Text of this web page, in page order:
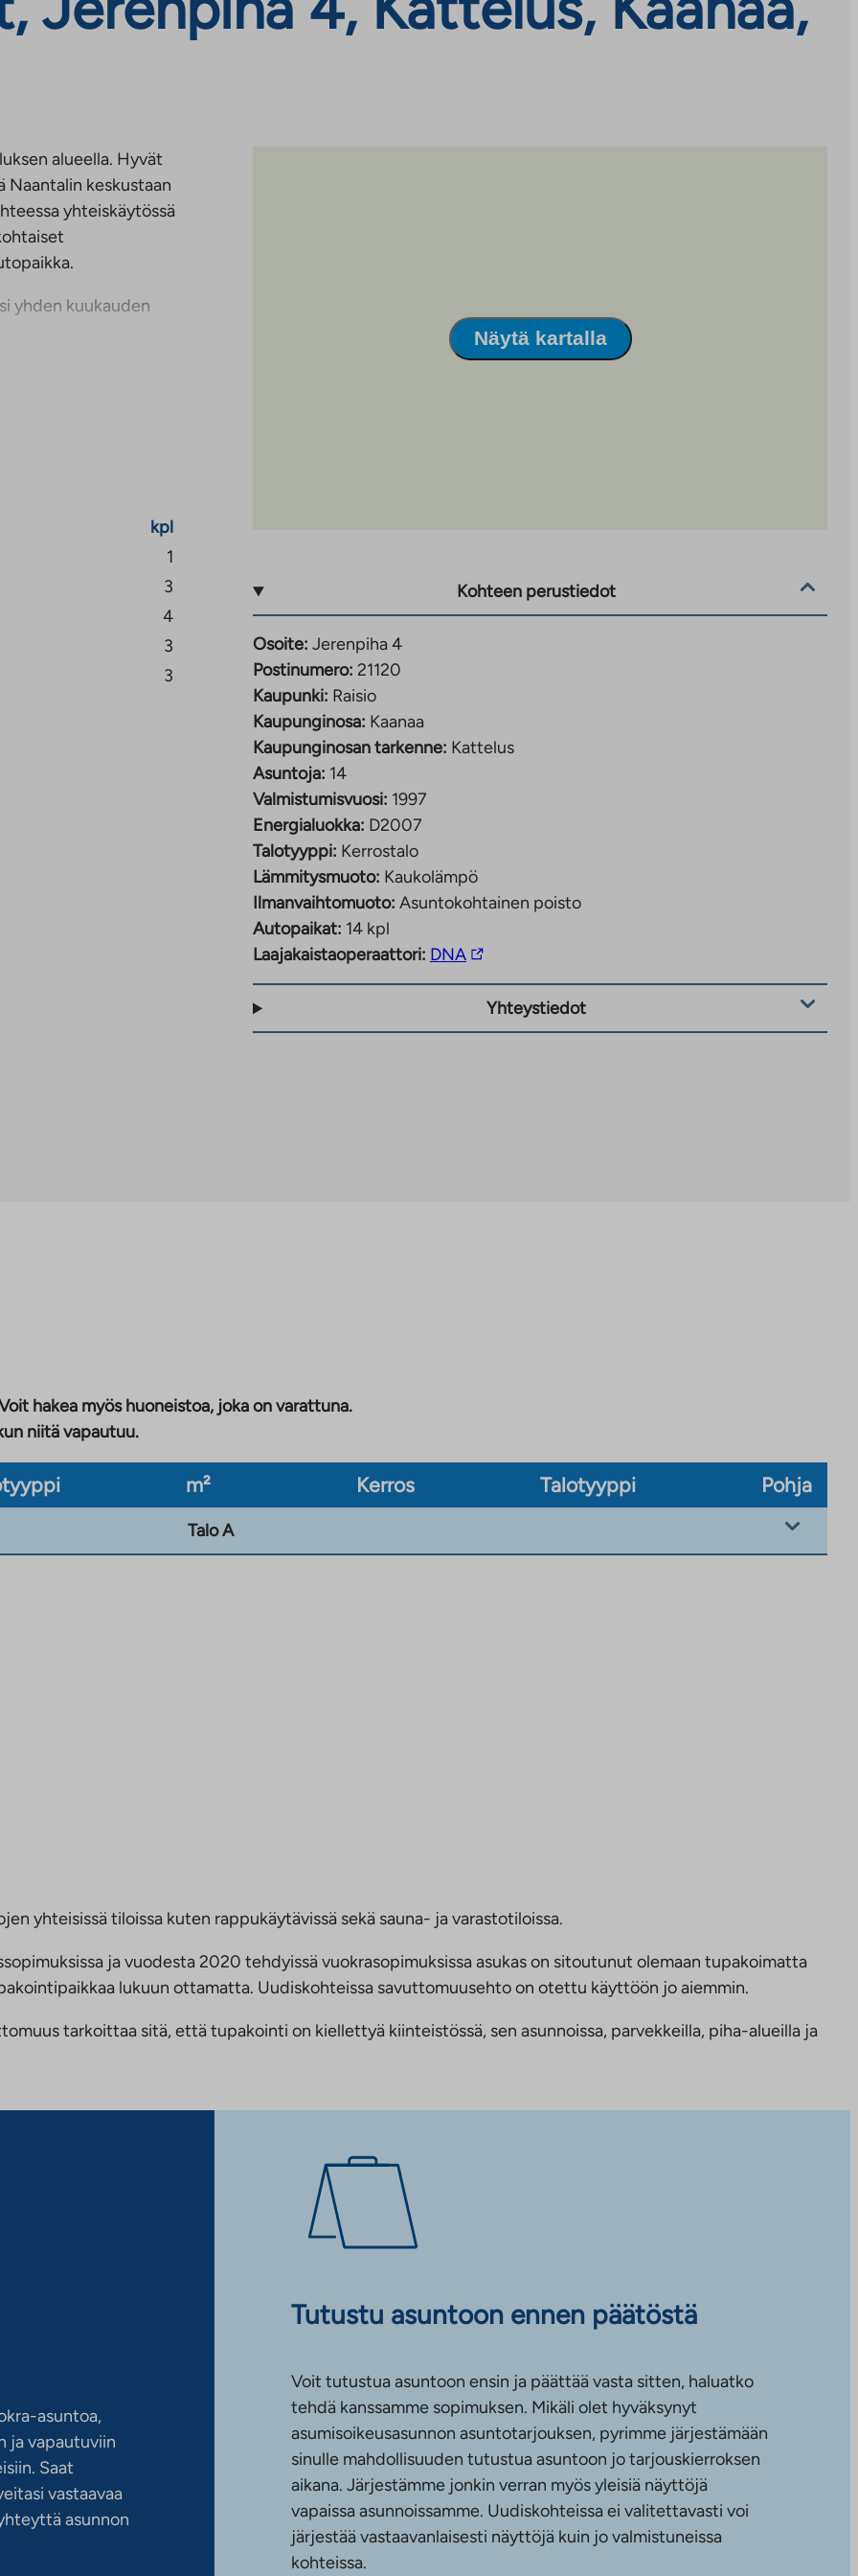
alueella. Hyvät
Naantalin keskustaan
yhteiskäytössä
yhden kuukauden
kpl
1
3
4
3
3
Näytä kartalla
Kohteen perustiedot
Osoite: Jerenpiha 4
Postinumero: 21120
Kaupunki: Raisio
Kaupunginosa: Kaanaa
Kaupunginosan tarkenne: Kattelus
Asuntoja: 14
Valmistumisvuosi: 1997
Energialuokka: D2007
Talotyyppi: Kerrostalo
Lämmitysmuoto: Kaukolämpö
Ilmanvaihtomuoto: Asuntokohtainen poisto
Autopaikat: 14 kpl
Laajakaistaoperaattori: DNALinkki
vie
ulkopuoliseen
palveluun.
Yhteystiedot
hakea myös huoneistoa, joka on varattuna.
niitä vapautuu.
m² Kerros Talotyyppi Pohja
Talo A
yhteisissä tiloissa kuten rappukäytävissä sekä sauna- ja varastotiloissa.
ja vuodesta 2020 tehdyissä vuokrasopimuksissa asukas on sitoutunut olemaan tupakoimatta
lukuun ottamatta. Uudiskohteissa savuttomuusehto on otettu käyttöön jo aiemmin.
tarkoittaa sitä, että tupakointi on kiellettyä kiinteistössä, sen asunnoissa, parvekkeilla, piha-alueilla ja
asuntoa,
ja vapautuviin
Saat
vastaavaa
asunnon
Tutustu asuntoon ennen päätöstä
Voit tutustua asuntoon ensin ja päättää vasta sitten, haluatko
tehdä kanssamme sopimuksen. Mikäli olet hyväksynyt
asumisoikeusasunnon asuntotarjouksen, pyrimme järjestämään
sinulle mahdollisuuden tutustua asuntoon jo tarjouskierroksen
aikana. Järjestämme jonkin verran myös yleisiä näyttöjä
vapaissa asunnoissamme. Uudiskohteissa ei valitettavasti voi
järjestää vastaavanlaisesti näyttöjä kuin jo valmistuneissa
kohteissa.